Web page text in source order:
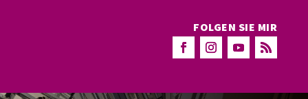
FOLGEN SIE MIR